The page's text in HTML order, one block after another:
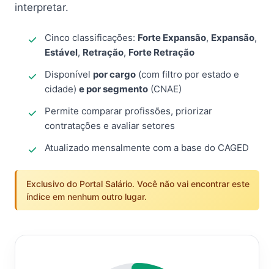
interpretar.
Cinco classificações: Forte Expansão, Expansão,
Estável, Retração, Forte Retração
Disponível por cargo (com filtro por estado e
cidade) e por segmento (CNAE)
Permite comparar profissões, priorizar
contratações e avaliar setores
Atualizado mensalmente com a base do CAGED
Exclusivo do Portal Salário. Você não vai encontrar este
índice em nenhum outro lugar.